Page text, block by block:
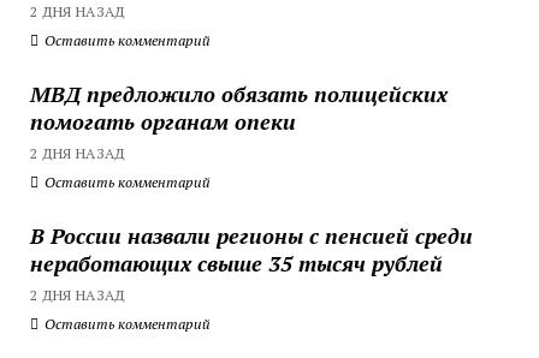
2 ДНЯ НАЗАД
Оставить комментарий
МВД предложило обязать полицейских
помогать органам опеки
2 ДНЯ НАЗАД
Оставить комментарий
В России назвали регионы с пенсией среди
неработающих свыше 35 тысяч рублей
2 ДНЯ НАЗАД
Оставить комментарий